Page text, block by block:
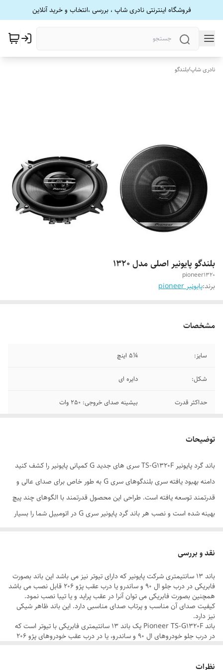
فروشگاه اینترنتی نادری شاپ ، بررسی ،انتخاب و خرید آنلاین
نادری شاپ/بلندگو
بلندگو پایونیر اصلی مدل 1320
pioneer1320
برند:پایونیر pioneer
مشخصات
سایز: ¼5 اینچ
شکل: دایره ای
حداکثر قدرت بیشینه صدای خروجی: 250 وات
توضیحات
باند گرد پایونیر TS-G1320F سری های جدید G کمپانی پایونیر را کشف کنید
دامنه بهبود یافته سری بلندگوهای سری G به طور خاص برای صدای عالی و
قدرتمند توسعه یافته است. طراحی این محصول قدرتمند با الگوهای چند پیچ
بهینه شده است و نصب هر باند گرد پایونیر سری G در اتومبیل شما را بسیار
را با یک روش هوشمند و مقرون به صرفه ارتقا دهید. این اسپیکر کواکسیال دو
طرفه 13 سانتی متری حداکثر 35 وات قدرت اسمی را دارد و حداکثر توان آن
250 وات است. فرکانس پاسخ‌گویی آن 33 الی 24000 هرتز است. همچنین
امپدانس آن برابر با 4 اهم و حساسیت نیز 88 دسیبل میباشد. در آخر متذکر
میشویم که ابعاد برش 106 میلیمتر با عمق نصب 44.3 میلی‌متر برای نصب
نقد و بررسی
باند 13 سانتیمتری شرکت پایونیر که دارای تیوتر نیز می باشد این باند بصورت
فابریکی در درب جلو ال 90 و ساندرو یا درب عقب پژو 206 قابل نصب می باشد
همچنین بصورت فابریکی می توان آنرا در عقب پراید و یا تیبا نصب نمود.
کیفیت صدای آن مناسب و پرتاب صدای مناسبی دارد. این باند ظاهر شیکی
نیز دارد.
باند Pioneer TS-G1320F یک باند 13 سانتیمتری فابریکی با تیوتر است که
در درب جلو خودروهای ال 90 و ساندرو، یا در درب عقب خودروهای پژو 206
کیفیت صدای این باند بسیار مناسب و قابل قبول است. این باند با داشتن
نظرات